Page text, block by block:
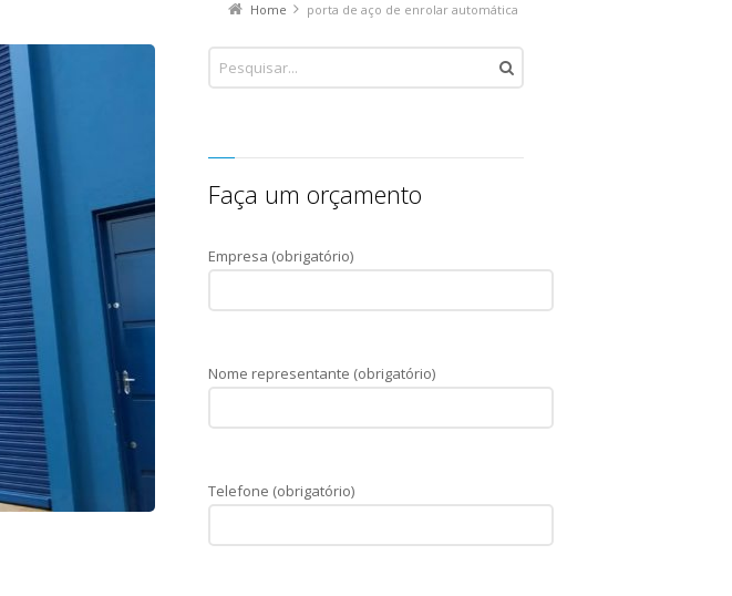
Home porta de aço de enrolar automática
Faça um orçamento
Empresa (obrigatório)
Nome representante (obrigatório)
Telefone (obrigatório)